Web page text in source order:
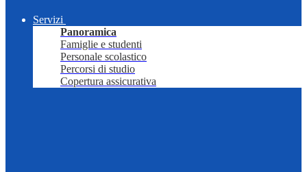
Servizi
Panoramica
Famiglie e studenti
Personale scolastico
Percorsi di studio
Copertura assicurativa